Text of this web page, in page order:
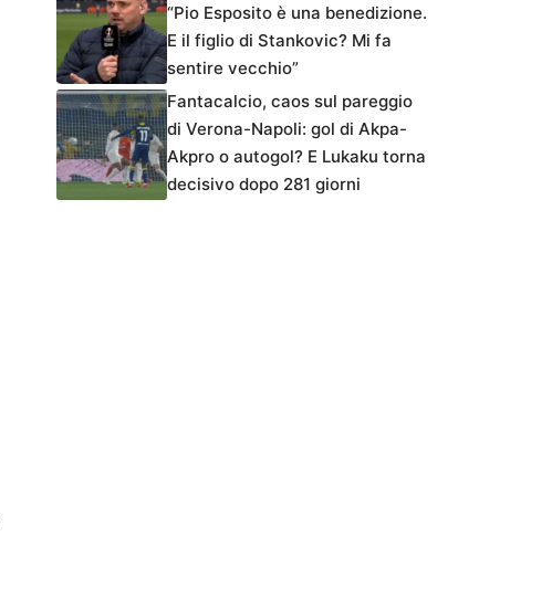
“Pio Esposito è una benedizione.
E il figlio di Stankovic? Mi fa
sentire vecchio”
Fantacalcio, caos sul pareggio
di Verona-Napoli: gol di Akpa-
Akpro o autogol? E Lukaku torna
decisivo dopo 281 giorni